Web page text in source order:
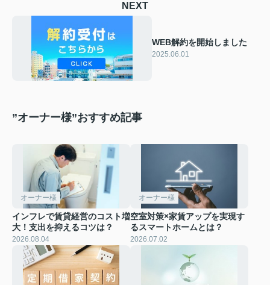
NEXT
WEB解約を開始しました
2025.06.01
”オーナー様”おすすめ記事
オーナー様
インフレで賃貸経営のコスト増
大！支出を抑えるコツは？
2026.08.04
オーナー様
空室対策×家賃アップを実現す
るスマートホームとは？
2026.07.02